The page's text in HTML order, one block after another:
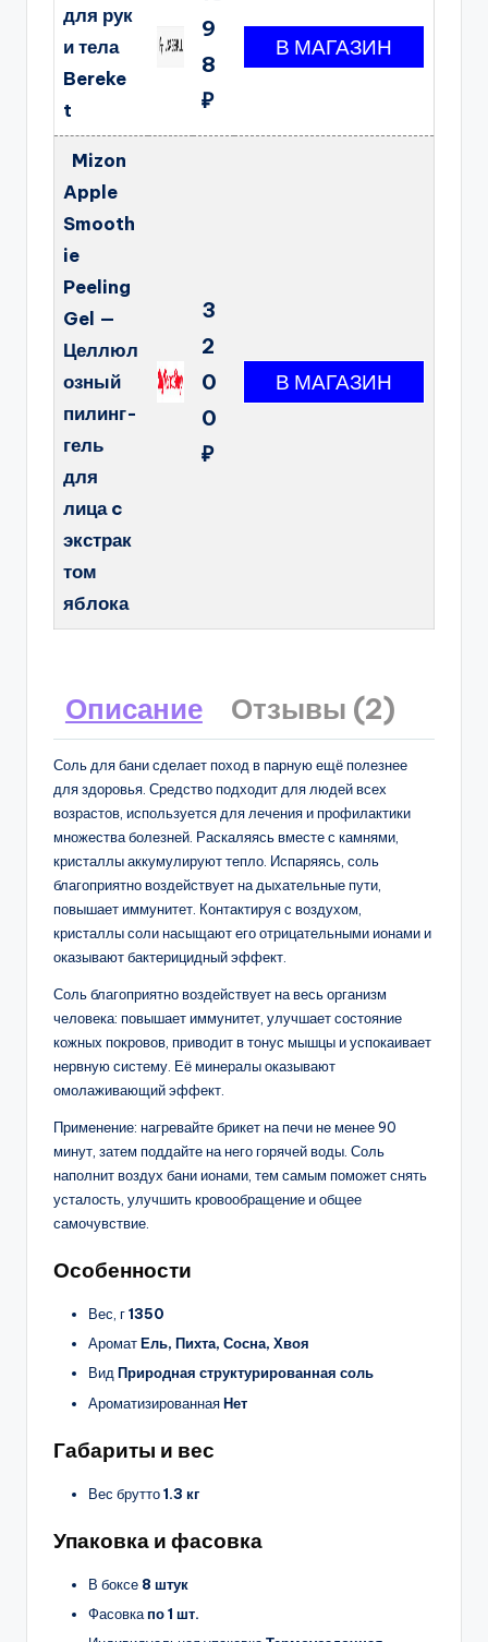
для рук
и тела
Bereke
t
9
8
₽
Mizon
Apple
Smooth
ie
Peeling
Gel —
Целлюл
озный
пилинг-
гель
для
лица c
экстрак
том
яблока
3
2
0
0
₽
Описание Отзывы (2)
Соль для бани сделает поход в парную ещё полезнее
для здоровья. Средство подходит для людей всех
возрастов, используется для лечения и профилактики
множества болезней. Раскаляясь вместе с камнями,
кристаллы аккумулируют тепло. Испаряясь, соль
благоприятно воздействует на дыхательные пути,
повышает иммунитет. Контактируя с воздухом,
кристаллы соли насыщают его отрицательными ионами и
оказывают бактерицидный эффект.
Соль благоприятно воздействует на весь организм
человека: повышает иммунитет, улучшает состояние
кожных покровов, приводит в тонус мышцы и успокаивает
нервную систему. Её минералы оказывают
омолаживающий эффект.
Применение: нагревайте брикет на печи не менее 90
минут, затем поддайте на него горячей воды. Соль
наполнит воздух бани ионами, тем самым поможет снять
усталость, улучшить кровообращение и общее
самочувствие.
Особенности
Вес, г1350
АроматЕль, Пихта, Сосна, Хвоя
ВидПриродная структурированная соль
АроматизированнаяНет
Габариты и вес
Вес брутто1.3 кг
Упаковка и фасовка
В боксе 8 штук
Фасовкапо 1 шт.